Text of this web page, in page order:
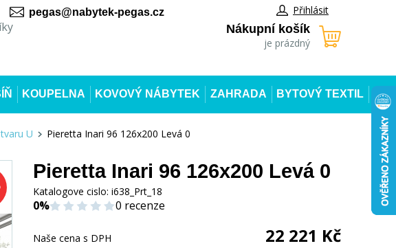
pegas@nabytek-pegas.cz Přihlásit
Nákupní košík
je prázdný
KOUPELNA KOVOVÝ NÁBYTEK ZAHRADA BYTOVÝ TEXTIL
U Pieretta Inari 96 126x200 Levá 0
Pieretta Inari 96 126x200 Levá 0
Katalogove cislo: i638_Prt_18
0% 0 recenze
Naše cena s DPH 22 221 Kč